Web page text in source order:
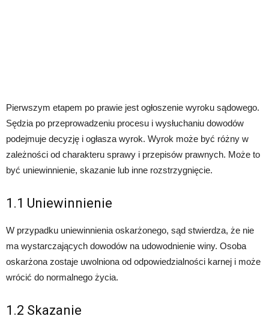
Pierwszym etapem po prawie jest ogłoszenie wyroku sądowego.
Sędzia po przeprowadzeniu procesu i wysłuchaniu dowodów
podejmuje decyzję i ogłasza wyrok. Wyrok może być różny w
zależności od charakteru sprawy i przepisów prawnych. Może to
być uniewinnienie, skazanie lub inne rozstrzygnięcie.
1.1 Uniewinnienie
W przypadku uniewinnienia oskarżonego, sąd stwierdza, że nie
ma wystarczających dowodów na udowodnienie winy. Osoba
oskarżona zostaje uwolniona od odpowiedzialności karnej i może
wrócić do normalnego życia.
1.2 Skazanie